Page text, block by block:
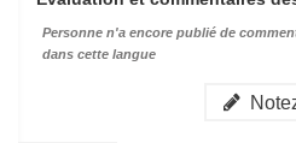
Personne n'a encore publié de
dans cette langue